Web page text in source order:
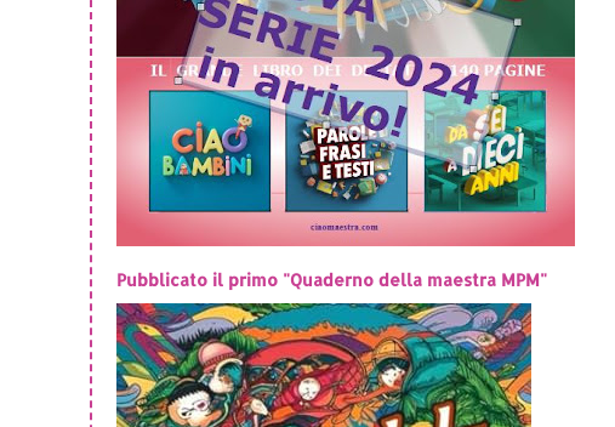
Pubblicato il primo "Quaderno della maestra MPM"